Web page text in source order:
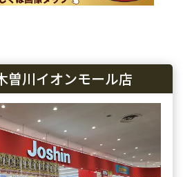
¥26,500
¥40,300
¥53,500
¥61,500
¥22,500
イオンモール店